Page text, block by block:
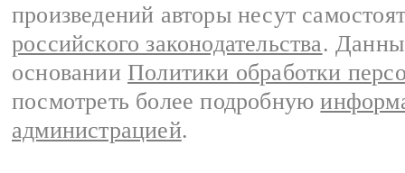
произведений авторы несут
российского законодательства.
основании Политики обработки
посмотреть более подробную
администрацией.